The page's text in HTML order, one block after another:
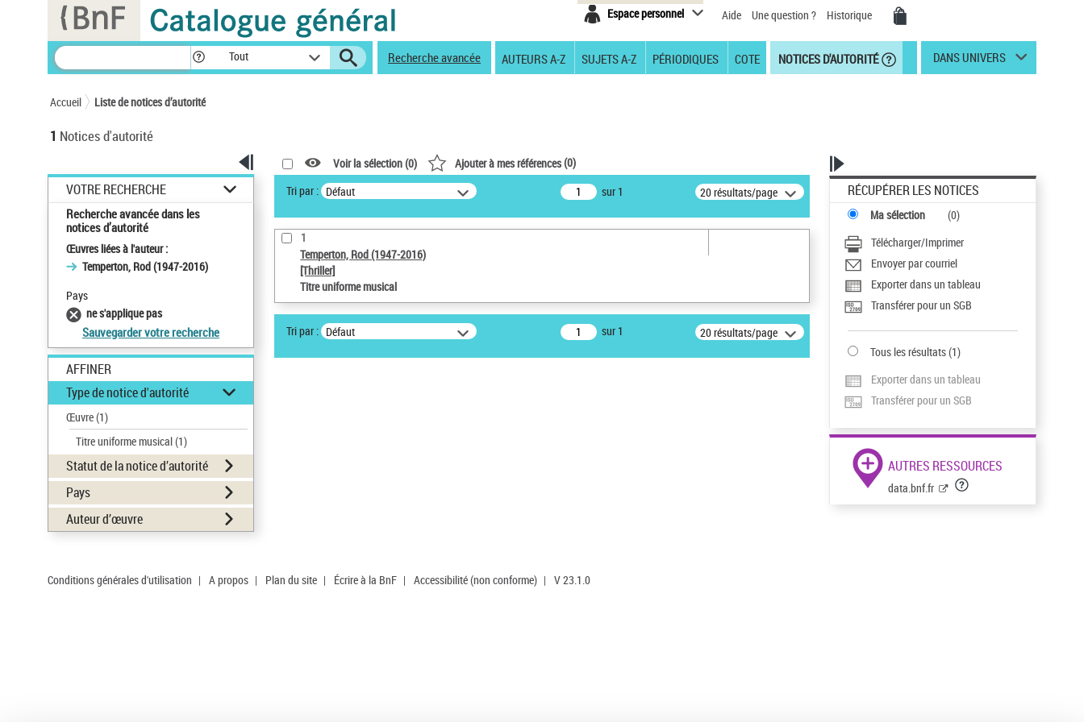
Espace personnel Aide Une question ? Historique
Tout Recherche avancée AUTEURS A-Z SUJETS A-Z PÉRIODIQUES COTE NOTICES D'AUTORITÉ DANS UNIVERS
Accueil Liste de notices d’autorité
1 Notices d'autorité
VOTRE RECHERCHE
Recherche avancée dans les
notices d’autorité
Œuvres liées à l'auteur :
Temperton, Rod (1947-2016)
Pays
ne s'applique pas
Sauvegarder votre recherche
AFFINER
Type de notice d'autorité
Œuvre(1)
Titre uniforme musical(1)
Statut de la notice d’autorité
Pays
Auteur d’œuvre
Voir la sélection (0) Ajouter à mes références(0)
Tri par : Défaut sur 1 20 résultats/page
1
Temperton, Rod (1947-2016)
[Thriller]
Titre uniforme musical
Tri par : Défaut sur 1 20 résultats/page
RÉCUPÉRER LES NOTICES
Ma sélection (0)
Télécharger/Imprimer
Envoyer par courriel
Exporter dans un tableau
Transférer pour un SGB
Tous les résultats(1)
Exporter dans un tableau
Transférer pour un SGB
AUTRES RESSOURCES
data.bnf.fr
Conditions générales d'utilisation | A propos | Plan du site | Écrire à la BnF | Accessibilité (non conforme) | V 23.1.0
Panneau de gestion des cookies